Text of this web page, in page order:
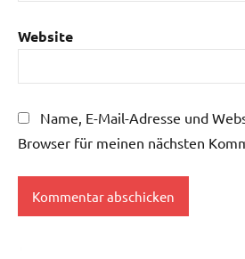
Website
Name, E-Mail-Adresse und
Browser für meinen nächsten